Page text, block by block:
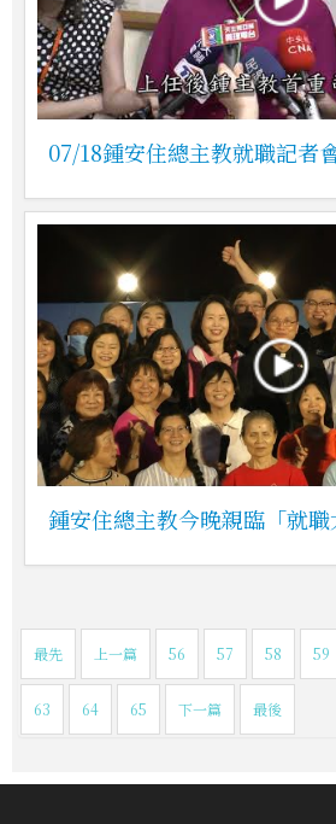
07/18鍾安住總主教就職記者
鍾安住總主教今晚親臨「就
最先 上一篇 56 57 58 59
63 64 65 下一篇 最後